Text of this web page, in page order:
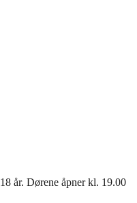
18 år. Dørene åpner kl. 19.00